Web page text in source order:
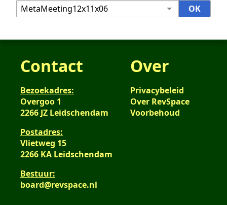
Contact
Bezoekadres:
Overgoo 1
2266 JZ Leidschendam
Postadres:
Vlietweg 15
2266 KA Leidschendam
Bestuur:
board@revspace.nl
Over
Privacybeleid
Over RevSpace
Voorbehoud